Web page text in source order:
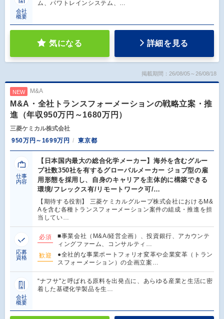
会社
概要
ム、パワトレインシステム、…
気になる 詳細を見る
掲載期間：26/08/05～26/08/18
NEW M&A
M&A・全社トランスフォーメーションの戦略立案・推
進（年収950万円～1680万円）
三菱ケミカル株式会社
950万円～1699万円
東京都
仕事
内容
【日本国内最大の総合化学メーカー】海外を含むグルー
プ社数350社を有するグローバルメーカー ジョブ型の雇
用形態を採用し、自身のキャリアを主体的に構築できる
環境/フレックス有/リモートワーク可/…
【期待する役割】 三菱ケミカルグループ株式会社におけるM&
Aを含む各種トランスフォーメーション案件の組成・推進を担
当してい…
応募
資格
必須
■事業会社（M&A/経営企画）、投資銀行、アカウンテ
ィングファーム、コンサルティ…
歓迎
●全社的な事業ポートフォリオ変革や企業変革（トラン
スフォーメーション）の企画立案…
会社
概要
“ナフサ"と呼ばれる原料を出発点に、あらゆる産業と生活に密
着した基礎化学製品を生…